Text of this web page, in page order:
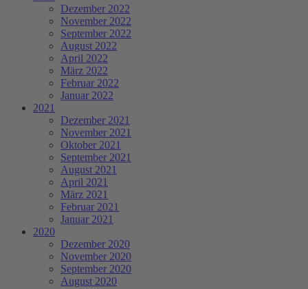
Dezember 2022
November 2022
September 2022
August 2022
April 2022
März 2022
Februar 2022
Januar 2022
2021
Dezember 2021
November 2021
Oktober 2021
September 2021
August 2021
April 2021
März 2021
Februar 2021
Januar 2021
2020
Dezember 2020
November 2020
September 2020
August 2020